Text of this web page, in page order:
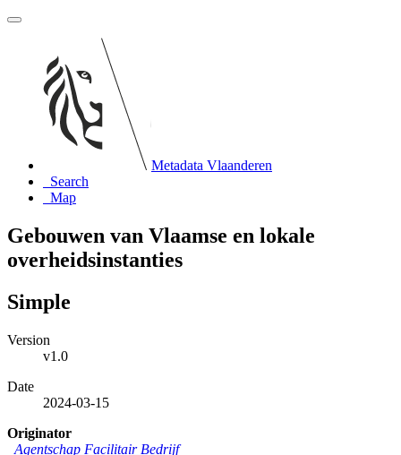
Metadata Vlaanderen
Search
Map
Gebouwen van Vlaamse en lokale
overheidsinstanties
Simple
Version
v1.0
Date
2024-03-15
Originator
Agentschap Facilitair Bedrijf